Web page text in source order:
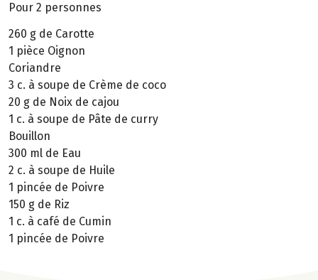
Pour 2 personnes
260 g de Carotte
1 pièce Oignon
Coriandre
3 c. à soupe de Crème de coco
20 g de Noix de cajou
1 c. à soupe de Pâte de curry
Bouillon
300 ml de Eau
2 c. à soupe de Huile
1 pincée de Poivre
150 g de Riz
1 c. à café de Cumin
1 pincée de Poivre